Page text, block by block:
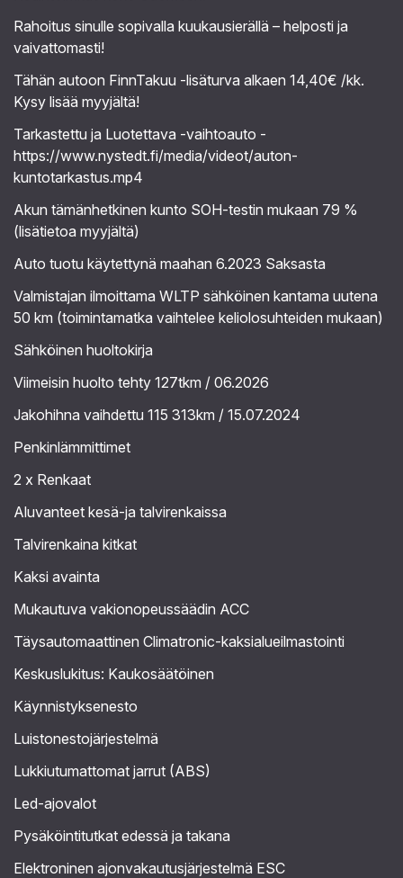
Rahoitus sinulle sopivalla kuukausierällä – helposti ja
vaivattomasti!
Tähän autoon FinnTakuu -lisäturva alkaen 14,40€ /kk.
Kysy lisää myyjältä!
Tarkastettu ja Luotettava -vaihtoauto -
https://www.nystedt.fi/media/videot/auton-
kuntotarkastus.mp4
Akun tämänhetkinen kunto SOH-testin mukaan 79 %
(lisätietoa myyjältä)
Auto tuotu käytettynä maahan 6.2023 Saksasta
Valmistajan ilmoittama WLTP sähköinen kantama uutena
50 km (toimintamatka vaihtelee keliolosuhteiden mukaan)
Sähköinen huoltokirja
Viimeisin huolto tehty 127tkm / 06.2026
Jakohihna vaihdettu 115 313km / 15.07.2024
Penkinlämmittimet
2 x Renkaat
Aluvanteet kesä-ja talvirenkaissa
Talvirenkaina kitkat
Kaksi avainta
Mukautuva vakionopeussäädin ACC
Täysautomaattinen Climatronic-kaksialueilmastointi
Keskuslukitus: Kaukosäätöinen
Käynnistyksenesto
Luistonestojärjestelmä
Lukkiutumattomat jarrut (ABS)
Led-ajovalot
Pysäköintitutkat edessä ja takana
Elektroninen ajonvakautusjärjestelmä ESC